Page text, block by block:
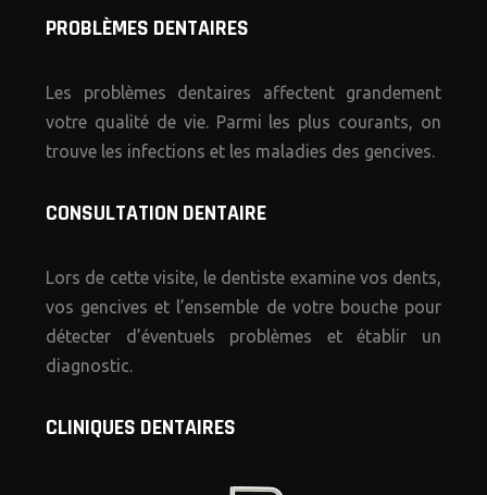
PROBLÈMES DENTAIRES
Les problèmes dentaires affectent grandement
votre qualité de vie. Parmi les plus courants, on
trouve les infections et les maladies des gencives.
CONSULTATION DENTAIRE
Lors de cette visite, le dentiste examine vos dents,
vos gencives et l’ensemble de votre bouche pour
détecter d’éventuels problèmes et établir un
diagnostic.
CLINIQUES DENTAIRES